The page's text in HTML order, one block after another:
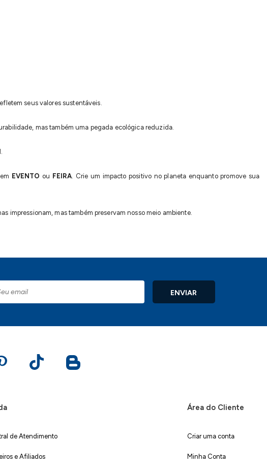
seus valores sustentáveis.
mas também uma pegada ecológica reduzida.
em EVENTO ou FEIRA . Crie um impacto positivo no planeta enquanto promove sua
impressionam, mas também preservam nosso meio ambiente.
ENVIAR
de Atendimento
e Afiliados
Área do Cliente
Criar uma conta
Minha Conta